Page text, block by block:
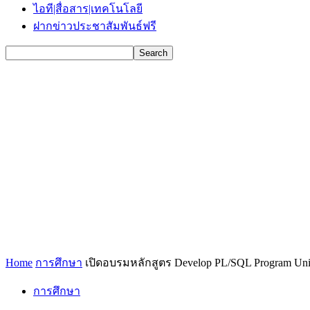
ไอที|สื่อสาร|เทคโนโลยี
ฝากข่าวประชาสัมพันธ์ฟรี
Home การศึกษา เปิดอบรมหลักสูตร Develop PL/SQL Program
การศึกษา